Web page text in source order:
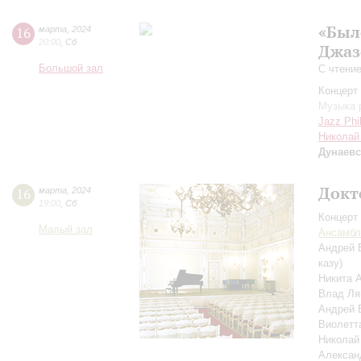
16 марта
2024
20:00 Сб
Большой зал
С
Музыка
Jazz
16 марта
2024
19:00 Сб
Малый зал
Андрей
казу)
Никита
Влад
Андрей